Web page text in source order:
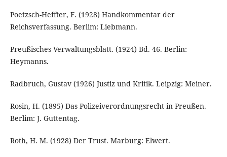
Poetzsch-Heffter, F. (1928) Handkommentar der
Reichsverfassung. Berlim: Liebmann.
Preußisches Verwaltungsblatt. (1924) Bd. 46. Berlin:
Heymanns.
Radbruch, Gustav (1926) Justiz und Kritik. Leipzig: Meiner.
Rosin, H. (1895) Das Polizeiverordnungsrecht in Preußen.
Berlim: J. Guttentag.
Roth, H. M. (1928) Der Trust. Marburg: Elwert.